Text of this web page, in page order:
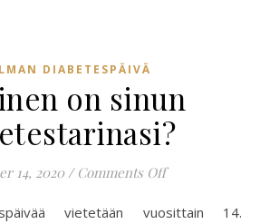
DIABETESPÄIVÄ
on sinun
14, 2020 / Comments Offon Millainen